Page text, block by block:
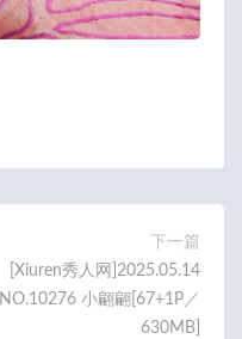
下一篇
[Xiuren秀人网]2025.05.14
NO.10276 小翩翩[67+1P／
630MB]